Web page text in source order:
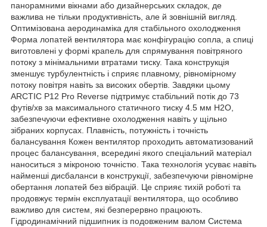
панорамними вікнами або дизайнерських складок, де
важлива не тільки продуктивність, але й зовнішній вигляд.
Оптимізована аеродинаміка для стабільного охолодження
Форма лопатей вентилятора має конфігурацію сопла, а спиці
виготовлені у формі крапель для спрямування повітряного
потоку з мінімальними втратами тиску. Така конструкція
зменшує турбулентність і сприяє плавному, рівномірному
потоку повітря навіть за високих обертів. Завдяки цьому
ARCTIC P12 Pro Reverse підтримує стабільний потік до 73
футів/хв за максимального статичного тиску 4.5 мм H2O,
забезпечуючи ефективне охолодження навіть у щільно
зібраних корпусах. Плавність, потужність і точність
балансування Кожен вентилятор проходить автоматизований
процес балансування, всередині якого спеціальний матеріал
наноситься з мікроною точністю. Така технологія усуває навіть
найменші дисбаланси в конструкції, забезпечуючи рівномірне
обертання лопатей без вібрацій. Це сприяє тихій роботі та
продовжує термін експлуатації вентилятора, що особливо
важливо для систем, які безперервно працюють.
Гідродинамічний підшипник із подовженим валом Система